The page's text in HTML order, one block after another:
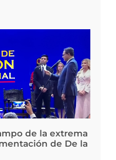
de la extrema
de De la